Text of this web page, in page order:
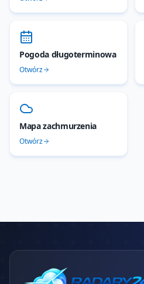
Pogoda długoterminowa
Otwórz
Mapa zachmurzenia
Otwórz